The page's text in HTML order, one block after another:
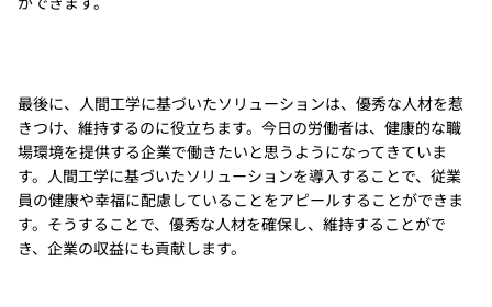
最後に、人間工学に基づいたソリューションは、優秀な人材を惹
きつけ、維持するのに役立ちます。今日の労働者は、健康的な職
場環境を提供する企業で働きたいと思うようになってきていま
す。人間工学に基づいたソリューションを導入することで、従業
員の健康や幸福に配慮していることをアピールすることができま
す。そうすることで、優秀な人材を確保し、維持することがで
き、企業の収益にも貢献します。